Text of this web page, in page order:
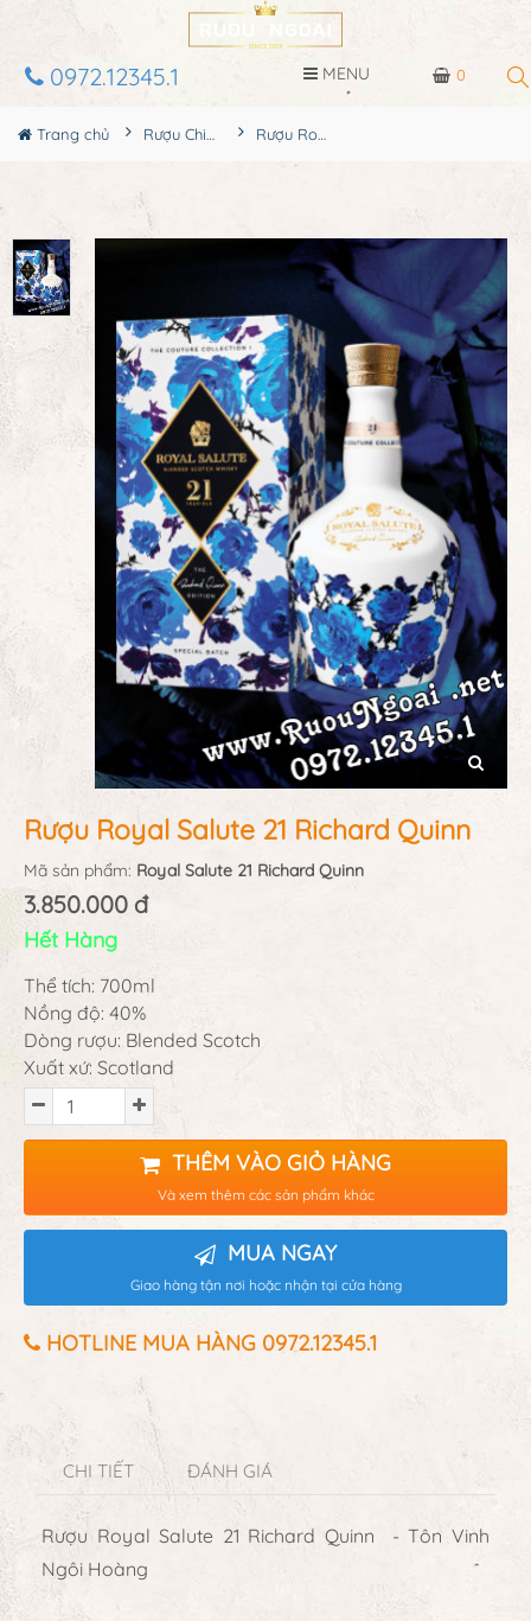
0
0972.12345.1 MENU
Trang chủ Rượu Chivas Rượu Royal Salute 21 Richard Quinn
Rượu Royal Salute 21 Richard Quinn
Mã sản phẩm: Royal Salute 21 Richard Quinn
3.850.000 đ
Hết Hàng
Thể tích: 700ml
Nồng độ: 40%
Dòng rượu: Blended Scotch
Xuất xứ: Scotland
THÊM VÀO GIỎ HÀNG
Và xem thêm các sản phẩm khác
MUA NGAY
Giao hàng tận nơi hoặc nhận tại cửa hàng
HOTLINE MUA HÀNG 0972.12345.1
CHI TIẾT ĐÁNH GIÁ
Rượu Royal Salute 21 Richard Quinn - Tôn Vinh
Ngôi Hoàng